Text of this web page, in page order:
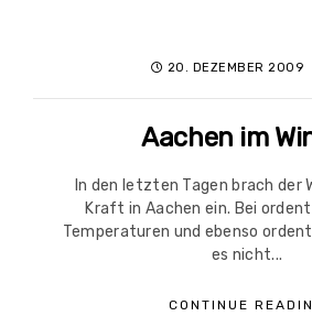
20. DEZEMBER 2009
Aachen im
In den letzten Tagen brach der
Kraft in Aachen ein. Bei
Temperaturen und ebenso
es nicht...
CONTINUE